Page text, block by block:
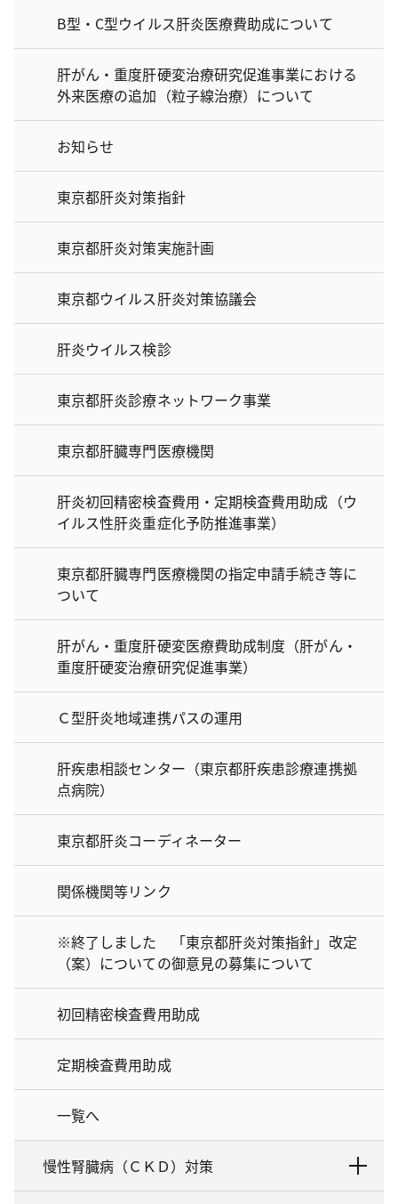
B型・C型ウイルス肝炎医療費助成について
肝がん・重度肝硬変治療研究促進事業における
外来医療の追加（粒子線治療）について
お知らせ
東京都肝炎対策指針
東京都肝炎対策実施計画
東京都ウイルス肝炎対策協議会
肝炎ウイルス検診
東京都肝炎診療ネットワーク事業
東京都肝臓専門医療機関
肝炎初回精密検査費用・定期検査費用助成（ウ
イルス性肝炎重症化予防推進事業）
東京都肝臓専門医療機関の指定申請手続き等に
ついて
肝がん・重度肝硬変医療費助成制度（肝がん・
重度肝硬変治療研究促進事業）
Ｃ型肝炎地域連携パスの運用
肝疾患相談センター（東京都肝疾患診療連携拠
点病院）
東京都肝炎コーディネーター
関係機関等リンク
※終了しました 「東京都肝炎対策指針」改定
（案）についての御意見の募集について
初回精密検査費用助成
定期検査費用助成
一覧へ
慢性腎臓病（ＣＫＤ）対策